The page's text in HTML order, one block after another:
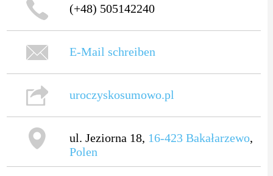
(+48) 505142240
E-Mail schreiben
uroczyskosumowo.pl
ul. Jeziorna 18, 16-423 Bakałarzewo,
Polen